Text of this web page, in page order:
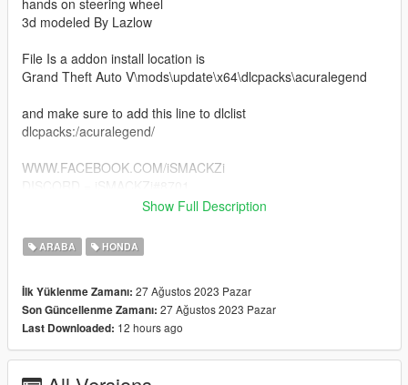
3d modeled By Lazlow
File Is a addon install location is
Grand Theft Auto V\mods\update\x64\dlcpacks\acuralegend
and make sure to add this line to dlclist
dlcpacks:/acuralegend/
WWW.FACEBOOK.COM/iSMACKZi
SIMPLE SAVE YOURSELF TIME FOR DUMB ASS
COMMENTS LOL
Show Full Description
ARABA HONDA
İlk Yüklenme Zamanı: 27 Ağustos 2023 Pazar
Son Güncellenme Zamanı: 27 Ağustos 2023 Pazar
Last Downloaded: 12 hours ago